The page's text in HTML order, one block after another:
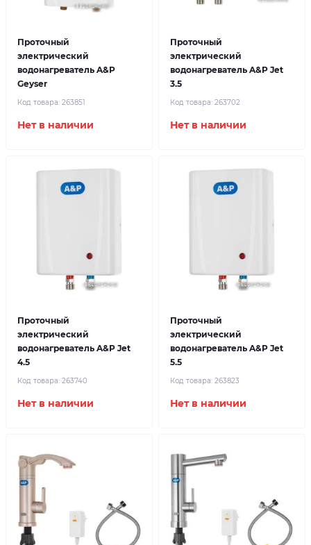
Проточный
электрический
водонагреватель A&P
Geyser
Код товара: 263851
Нет в наличии
Проточный
электрический
водонагреватель A&P Jet
3.5
Код товара: 263702
Нет в наличии
Проточный
электрический
водонагреватель A&P Jet
4.5
Код товара: 263740
Нет в наличии
Проточный
электрический
водонагреватель A&P Jet
5.5
Код товара: 263823
Нет в наличии